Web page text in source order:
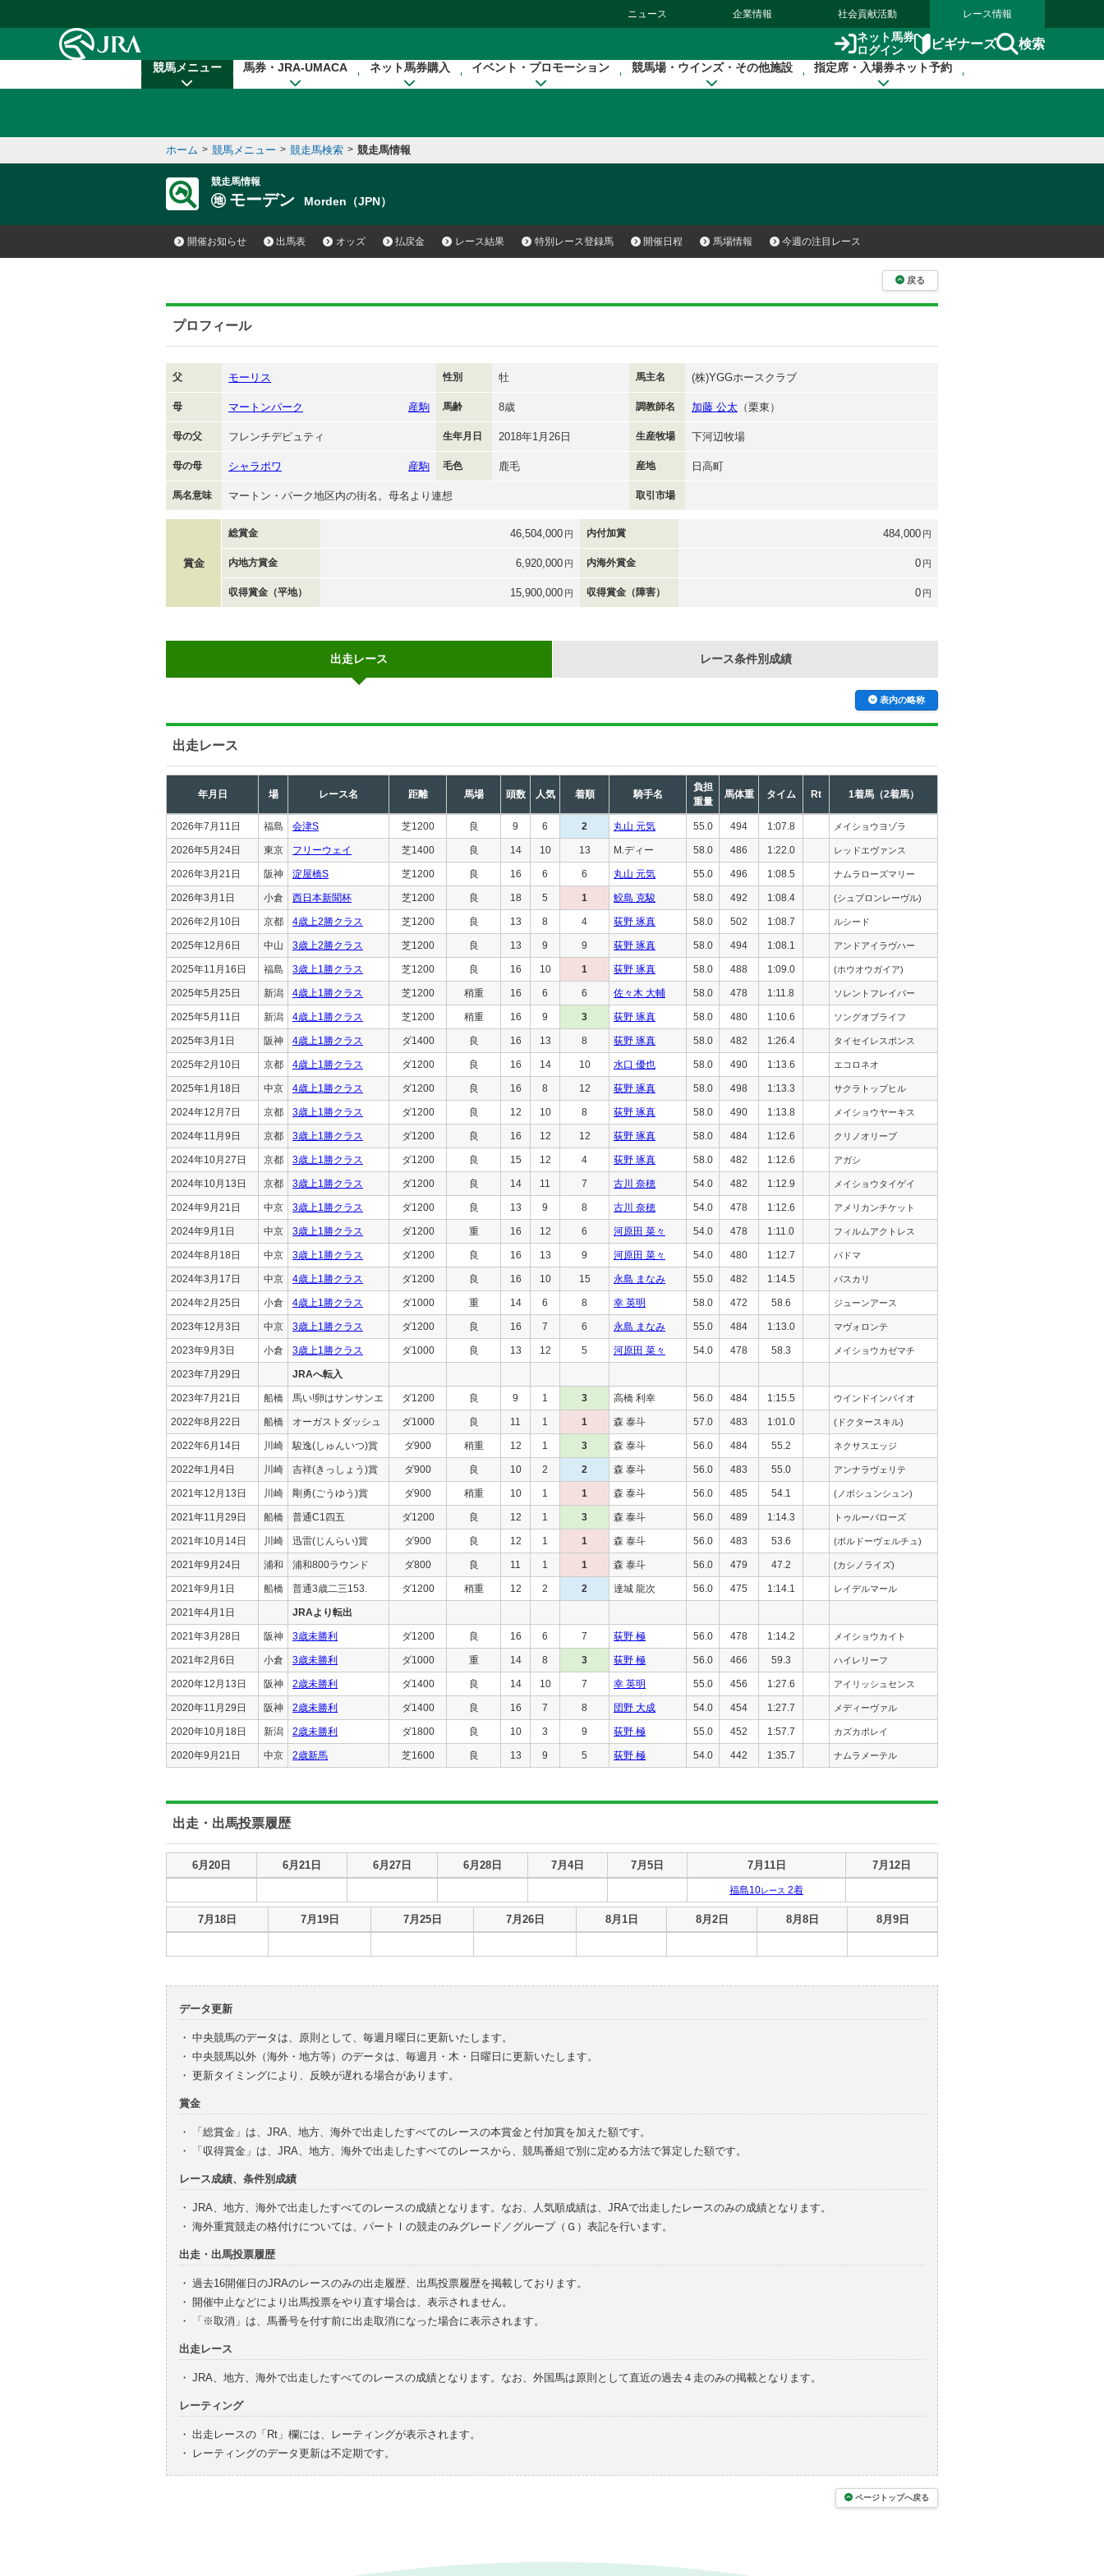
ニュース 企業情報 社会貢献活動 レース情報
ネット馬券
ログイン
ビギナーズ 検索
競馬メニュー 馬券・JRA-UMACA ネット馬券購入 イベント・プロモーション 競馬場・ウインズ・その他施設 指定席・入場券ネット予約
ホーム > 競馬メニュー > 競走馬検索 > 競走馬情報
競走馬情報
モーデン Morden（JPN）
開催お知らせ 出馬表 オッズ 払戻金 レース結果 特別レース登録馬 開催日程 馬場情報 今週の注目レース
戻る
プロフィール
父 モーリス 性別 牡 馬主名 (株)YGGホースクラブ
母 マートンパーク 産駒 馬齢 8歳 調教師名 加藤 公太 （栗東）
母の父 フレンチデピュティ 生年月日 2018年1月26日 生産牧場 下河辺牧場
母の母 シャラポワ 産駒 毛色 鹿毛 産地 日高町
馬名意味 マートン・パーク地区内の街名。母名より連想 取引市場
賞金
総賞金 46,504,000 円 内付加賞 484,000 円
内地方賞金 6,920,000 円 内海外賞金 0 円
収得賞金（平地） 15,900,000 円 収得賞金（障害） 0 円
出走レース レース条件別成績
表内の略称
出走レース
年月日 場 レース名 距離 馬場 頭数 人気 着順 騎手名
負担
重量
馬体重 タイム Rt 1着馬（2着馬）
2026年7月11日 福島 会津S 芝1200 良 9 6 2 丸山 元気 55.0 494 1:07.8 メイショウヨゾラ
2026年5月24日 東京 フリーウェイ 芝1400 良 14 10 13 M.ディー 58.0 486 1:22.0 レッドエヴァンス
2026年3月21日 阪神 淀屋橋S 芝1200 良 16 6 6 丸山 元気 55.0 496 1:08.5 ナムラローズマリー
2026年3月1日 小倉 西日本新聞杯 芝1200 良 18 5 1 鮫島 克駿 58.0 492 1:08.4 (シュブロンレーヴル)
2026年2月10日 京都 4歳上2勝クラス 芝1200 良 13 8 4 荻野 琢真 58.0 502 1:08.7 ルシード
2025年12月6日 中山 3歳上2勝クラス 芝1200 良 13 9 9 荻野 琢真 58.0 494 1:08.1 アンドアイラヴハー
2025年11月16日 福島 3歳上1勝クラス 芝1200 良 16 10 1 荻野 琢真 58.0 488 1:09.0 (ホウオウガイア)
2025年5月25日 新潟 4歳上1勝クラス 芝1200 稍重 16 6 6 佐々木 大輔 58.0 478 1:11.8 ソレントフレイバー
2025年5月11日 新潟 4歳上1勝クラス 芝1200 稍重 16 9 3 荻野 琢真 58.0 480 1:10.6 ソングオブライフ
2025年3月1日 阪神 4歳上1勝クラス ダ1400 良 16 13 8 荻野 琢真 58.0 482 1:26.4 タイセイレスポンス
2025年2月10日 京都 4歳上1勝クラス ダ1200 良 16 14 10 水口 優也 58.0 490 1:13.6 エコロネオ
2025年1月18日 中京 4歳上1勝クラス ダ1200 良 16 8 12 荻野 琢真 58.0 498 1:13.3 サクラトップヒル
2024年12月7日 京都 3歳上1勝クラス ダ1200 良 12 10 8 荻野 琢真 58.0 490 1:13.8 メイショウヤーキス
2024年11月9日 京都 3歳上1勝クラス ダ1200 良 16 12 12 荻野 琢真 58.0 484 1:12.6 クリノオリーブ
2024年10月27日 京都 3歳上1勝クラス ダ1200 良 15 12 4 荻野 琢真 58.0 482 1:12.6 アガシ
2024年10月13日 京都 3歳上1勝クラス ダ1200 良 14 11 7 古川 奈穂 54.0 482 1:12.9 メイショウタイゲイ
2024年9月21日 中京 3歳上1勝クラス ダ1200 良 13 9 8 古川 奈穂 54.0 478 1:12.6 アメリカンチケット
2024年9月1日 中京 3歳上1勝クラス ダ1200 重 16 12 6 河原田 菜々 54.0 478 1:11.0 フィルムアクトレス
2024年8月18日 中京 3歳上1勝クラス ダ1200 良 16 13 9 河原田 菜々 54.0 480 1:12.7 パドマ
2024年3月17日 中京 4歳上1勝クラス ダ1200 良 16 10 15 永島 まなみ 55.0 482 1:14.5 パスカリ
2024年2月25日 小倉 4歳上1勝クラス ダ1000 重 14 6 8 幸 英明 58.0 472 58.6 ジューンアース
2023年12月3日 中京 3歳上1勝クラス ダ1200 良 16 7 6 永島 まなみ 55.0 484 1:13.0 マヴォロンテ
2023年9月3日 小倉 3歳上1勝クラス ダ1000 良 13 12 5 河原田 菜々 54.0 478 58.3 メイショウカゼマチ
2023年7月29日 JRAへ転入
2023年7月21日 船橋 馬い!卵はサンサンエ ダ1200 良 9 1 3 高橋 利幸 56.0 484 1:15.5 ウインドインバイオ
2022年8月22日 船橋 オーガストダッシュ ダ1000 良 11 1 1 森 泰斗 57.0 483 1:01.0 (ドクタースキル)
2022年6月14日 川崎 駿逸(しゅんいつ)賞 ダ900 稍重 12 1 3 森 泰斗 56.0 484 55.2 ネクサスエッジ
2022年1月4日 川崎 吉祥(きっしょう)賞 ダ900 良 10 2 2 森 泰斗 56.0 483 55.0 アンナラヴェリテ
2021年12月13日 川崎 剛勇(ごうゆう)賞 ダ900 稍重 10 1 1 森 泰斗 56.0 485 54.1 (ノボシュンシュン)
2021年11月29日 船橋 普通C1四五 ダ1200 良 12 1 3 森 泰斗 56.0 489 1:14.3 トゥルーバローズ
2021年10月14日 川崎 迅雷(じんらい)賞 ダ900 良 12 1 1 森 泰斗 56.0 483 53.6 (ボルドーヴェルチュ)
2021年9月24日 浦和 浦和800ラウンド ダ800 良 11 1 1 森 泰斗 56.0 479 47.2 (カシノライズ)
2021年9月1日 船橋 普通3歳二三153. ダ1200 稍重 12 2 2 達城 龍次 56.0 475 1:14.1 レイデルマール
2021年4月1日 JRAより転出
2021年3月28日 阪神 3歳未勝利 ダ1200 良 16 6 7 荻野 極 56.0 478 1:14.2 メイショウカイト
2021年2月6日 小倉 3歳未勝利 ダ1000 重 14 8 3 荻野 極 56.0 466 59.3 ハイレリーフ
2020年12月13日 阪神 2歳未勝利 ダ1400 良 14 10 7 幸 英明 55.0 456 1:27.6 アイリッシュセンス
2020年11月29日 阪神 2歳未勝利 ダ1400 良 16 7 8 団野 大成 54.0 454 1:27.7 メディーヴァル
2020年10月18日 新潟 2歳未勝利 ダ1800 良 10 3 9 荻野 極 55.0 452 1:57.7 カズカポレイ
2020年9月21日 中京 2歳新馬 芝1600 良 13 9 5 荻野 極 54.0 442 1:35.7 ナムラメーテル
出走・出馬投票履歴
出走・出馬投票履歴
6月20日 6月21日 6月27日 6月28日 7月4日 7月5日 7月11日 7月12日
福島10レース 2着
出走・出馬投票履歴
7月18日 7月19日 7月25日 7月26日 8月1日 8月2日 8月8日 8月9日
データ更新
・ 中央競馬のデータは、原則として、毎週月曜日に更新いたします。
・ 中央競馬以外（海外・地方等）のデータは、毎週月・木・日曜日に更新いたします。
・ 更新タイミングにより、反映が遅れる場合があります。
賞金
・
「総賞金」は、JRA、地方、海外で出走したすべてのレースの本賞金と付加賞を加えた額です。
・
「収得賞金」は、JRA、地方、海外で出走したすべてのレースから、競馬番組で別に定める方法で算定した額です。
レース成績、条件別成績
・ JRA、地方、海外で出走したすべてのレースの成績となります。なお、人気順成績は、JRAで出走したレースのみの成績となります。
・ 海外重賞競走の格付けについては、パートⅠの競走のみグレード／グループ（Ｇ）表記を行います。
出走・出馬投票履歴
・ 過去16開催日のJRAのレースのみの出走履歴、出馬投票履歴を掲載しております。
・ 開催中止などにより出馬投票をやり直す場合は、表示されません。
・
「※取消」は、馬番号を付す前に出走取消になった場合に表示されます。
出走レース
・ JRA、地方、海外で出走したすべてのレースの成績となります。なお、外国馬は原則として直近の過去４走のみの掲載となります。
レーティング
・ 出走レースの「Rt」欄には、レーティングが表示されます。
・
レーティングのデータ更新は不定期です。
ページトップへ戻る